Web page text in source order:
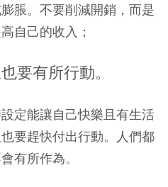
脹。不要削減開銷，而是
自己的收入；
要有所行動。
定能讓自己快樂且有生活
要趕快付出行動。人們都
有所作為。